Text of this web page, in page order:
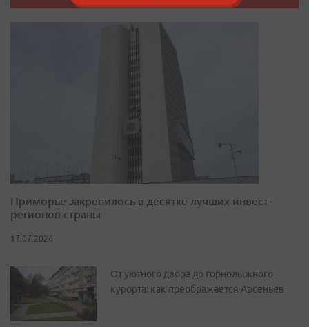
Приморье закрепилось в десятке лучших инвест-
регионов страны
17.07.2026
От уютного двора до горнолыжного
курорта: как преображается Арсеньев